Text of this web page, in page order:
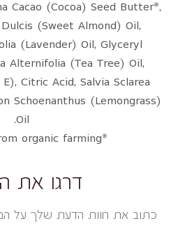
Cacao (Cocoa) Seed Butter*,
(Sweet Almond) Oil,
(Lavender) Oil, Glyceryl
Alternifolia (Tea Tree) Oil,
Citric Acid, Salvia Sclarea
Schoenanthus (Lemongrass)
Oil.
*ingredient from organic farming
דרגו את
כתוב את חוות הדעת שלך על